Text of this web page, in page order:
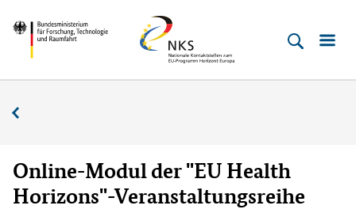
zum
Inhalt
(Eingabetaste)
zum
Hauptmenu
(Eingabetaste)
zur
Suche
(Eingabetaste)
zur
Fußleiste
(Enter)
Bundesministerium
Technologie
Raumfahrt
Horizont
Europa
Online-Modul der "EU Health
Horizons"-Veranstaltungsreihe